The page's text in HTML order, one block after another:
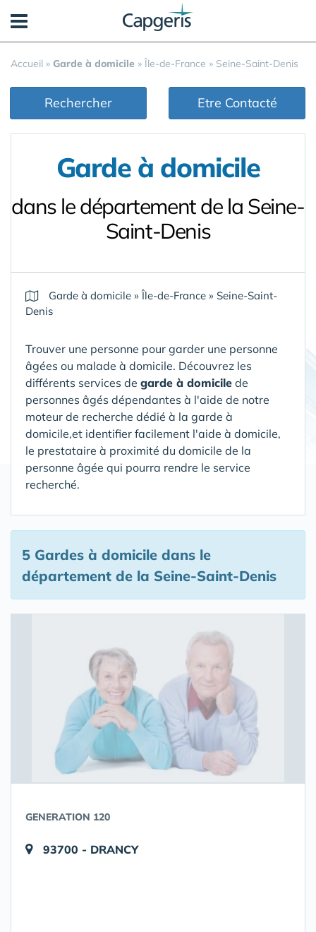
Accueil » Garde à domicile » Île-de-France » Seine-Saint-Denis
Rechercher Etre Contacté
Garde à domicile
dans le département de la Seine-
Saint-Denis
Garde à domicile »Île-de-France » Seine-Saint-
Denis
Trouver une personne pour garder une personne
âgées ou malade à domicile. Découvrez les
différents services de garde à domicile de
personnes âgés dépendantes à l'aide de notre
moteur de recherche dédié à la garde à
domicile,et identifier facilement l'aide à domicile,
le prestataire à proximité du domicile de la
personne âgée qui pourra rendre le service
recherché.
5 Gardes à domicile dans le
département de la Seine-Saint-Denis
GENERATION 120
93700 - DRANCY